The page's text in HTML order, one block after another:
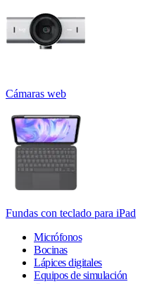
Cámaras web
Fundas con teclado para iPad
Micrófonos
Bocinas
Lápices digitales
Equipos de simulación